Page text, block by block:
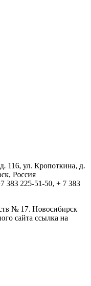
116, ул. Кропоткина, д.
Россия
383 225-51-50, + 7 383
№ 17. Новосибирск
сайта ссылка на